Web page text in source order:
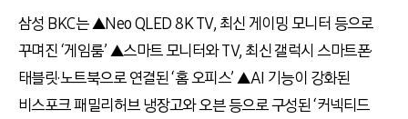
삼성 BKC는 ▲Neo QLED 8K TV, 최신 게이밍 모니터 등으로
꾸며진 ‘게임룸’ ▲스마트 모니터와 TV, 최신 갤럭시 스마트폰·
태블릿·노트북으로 연결된 ‘홈 오피스’ ▲AI 기능이 강화된
비스포크 패밀리허브 냉장고와 오븐 등으로 구성된 ‘커넥티드